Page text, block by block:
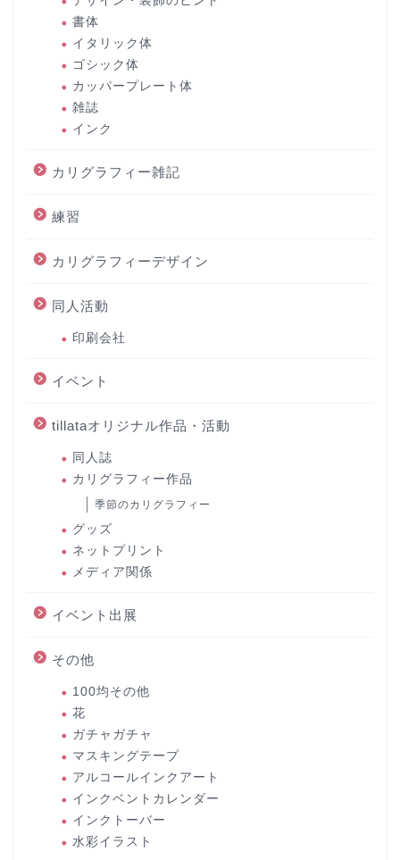
書体
イタリック体
ゴシック体
カッパープレート体
雑誌
インク
カリグラフィー雑記
練習
カリグラフィーデザイン
同人活動
印刷会社
イベント
tillataオリジナル作品・活動
同人誌
カリグラフィー作品
季節のカリグラフィー
グッズ
ネットプリント
メディア関係
イベント出展
その他
100均その他
花
ガチャガチャ
マスキングテープ
アルコールインクアート
インクベントカレンダー
インクトーバー
水彩イラスト